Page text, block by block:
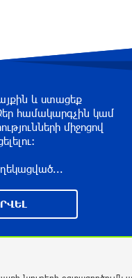
և ստացեք
համակարգչին կամ
միջոցով